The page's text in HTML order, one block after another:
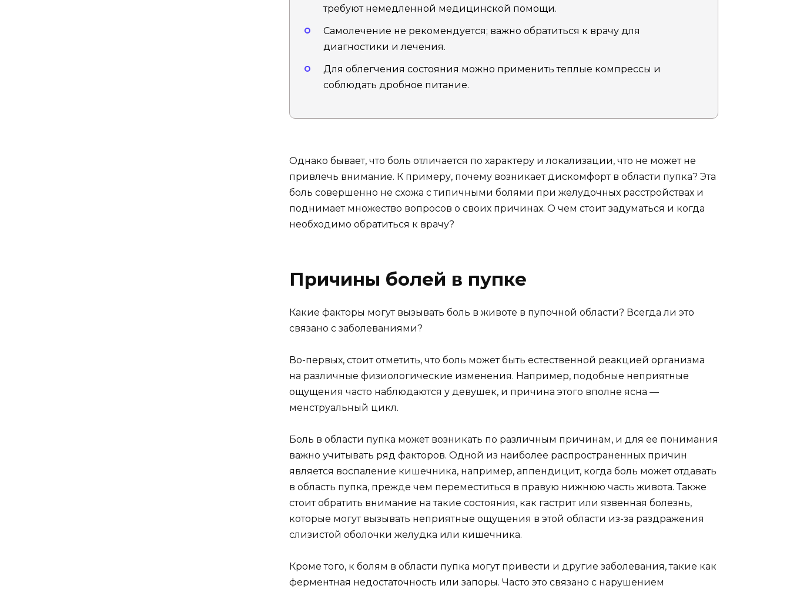
требуют немедленной медицинской помощи.
Самолечение не рекомендуется; важно обратиться к врачу для
диагностики и лечения.
Для облегчения состояния можно применить теплые компрессы и
соблюдать дробное питание.
Однако бывает, что боль отличается по характеру и локализации, что не может не
привлечь внимание. К примеру, почему возникает дискомфорт в области пупка? Эта
боль совершенно не схожа с типичными болями при желудочных расстройствах и
поднимает множество вопросов о своих причинах. О чем стоит задуматься и когда
необходимо обратиться к врачу?
Причины болей в пупке
Какие факторы могут вызывать боль в животе в пупочной области? Всегда ли это
связано с заболеваниями?
Во-первых, стоит отметить, что боль может быть естественной реакцией организма
на различные физиологические изменения. Например, подобные неприятные
ощущения часто наблюдаются у девушек, и причина этого вполне ясна —
менструальный цикл.
Боль в области пупка может возникать по различным причинам, и для ее понимания
важно учитывать ряд факторов. Одной из наиболее распространенных причин
является воспаление кишечника, например, аппендицит, когда боль может отдавать
в область пупка, прежде чем переместиться в правую нижнюю часть живота. Также
стоит обратить внимание на такие состояния, как гастрит или язвенная болезнь,
которые могут вызывать неприятные ощущения в этой области из-за раздражения
слизистой оболочки желудка или кишечника.
Кроме того, к болям в области пупка могут привести и другие заболевания, такие как
ферментная недостаточность или запоры. Часто это связано с нарушением